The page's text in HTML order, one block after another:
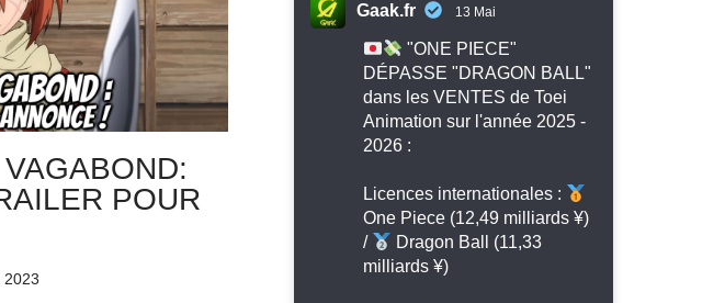
POUR
2023
Gaak.fr 13 Mai
"ONE PIECE"
DÉPASSE "DRAGON BALL"
dans les VENTES de Toei
Animation sur l'année 2025 -
2026 :
Licences internationales :
One Piece (12,49 milliards ¥)
/
Dragon Ball (11,33
milliards ¥)